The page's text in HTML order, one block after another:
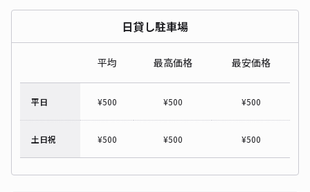
日貸し駐車場
平均 最高価格 最安価格
平日 ¥500 ¥500 ¥500
土日祝 ¥500 ¥500 ¥500